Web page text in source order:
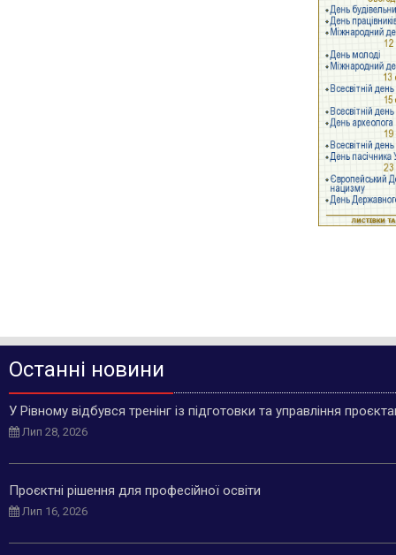
Останні новини
У Рівному відбувся тренінг із підготовки та управління
Лип 28, 2026
Проєктні рішення для професійної освіти
Лип 16, 2026